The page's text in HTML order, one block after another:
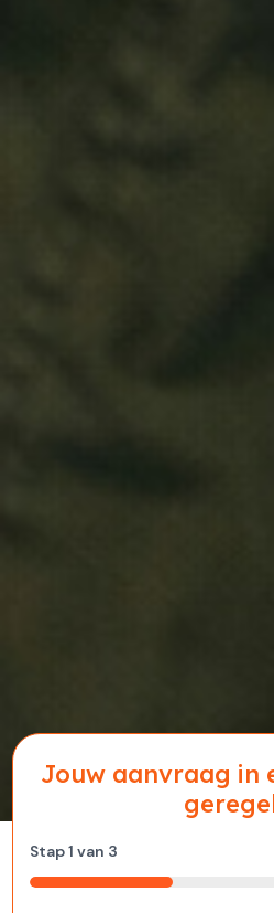
Jouw aanvraag in
Stap1 van 3
33%